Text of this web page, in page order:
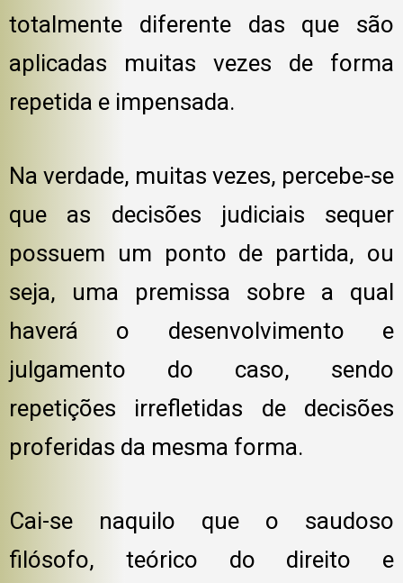
totalmente diferente das que são
aplicadas muitas vezes de forma
repetida e impensada.
Na verdade, muitas vezes, percebe-se
que as decisões judiciais sequer
possuem um ponto de partida, ou
seja, uma premissa sobre a qual
haverá o desenvolvimento e
julgamento do caso, sendo
repetições irrefletidas de decisões
proferidas da mesma forma.
Cai-se naquilo que o saudoso
filósofo, teórico do direito e